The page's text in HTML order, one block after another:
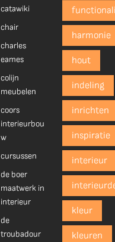
catawiki
chair
charles
eames
colijn
meubelen
coors
interieurbou
w
cursussen
de boer
maatwerk in
interieur
de
troubadour
harmonie
hout
indeling
inrichten
inspiratie
interieur
kleur
kleuren